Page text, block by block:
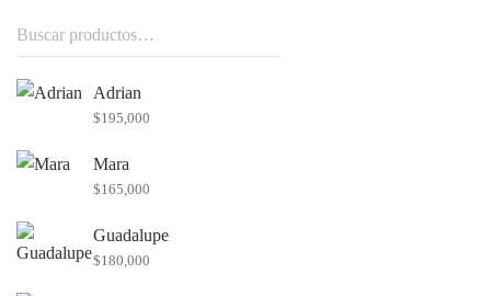
Buscar
por:
Adrian
$195,000
Mara
$165,000
Guadalupe
$180,000